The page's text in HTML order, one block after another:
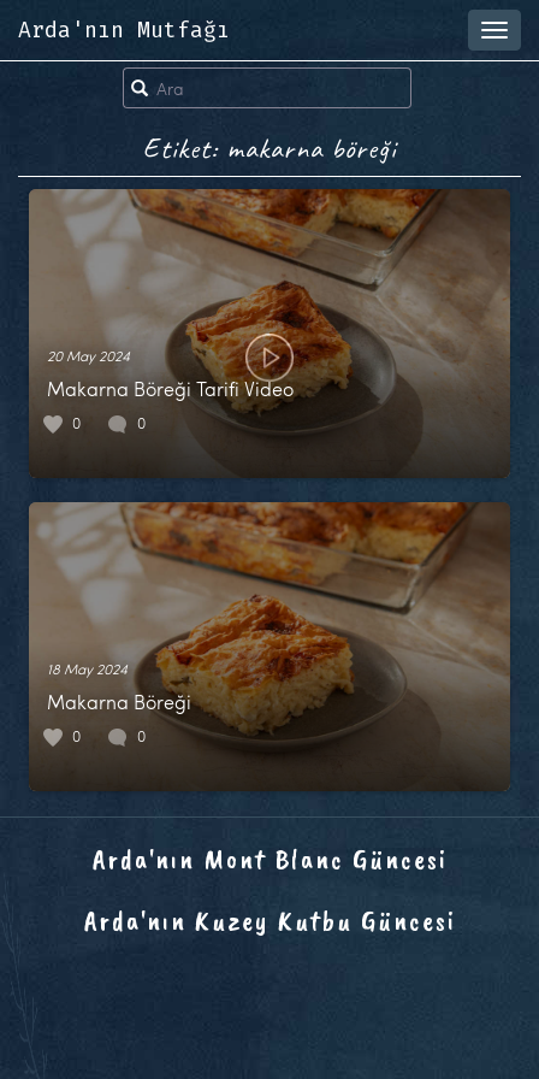
Arda'nın Mutfağı
Etiket: makarna böreği
20 May 2024
Makarna Böreği Tarifi Video
0 0
18 May 2024
Makarna Böreği
0 0
Arda'nın Mont Blanc Güncesi
Arda'nın Kuzey Kutbu Güncesi